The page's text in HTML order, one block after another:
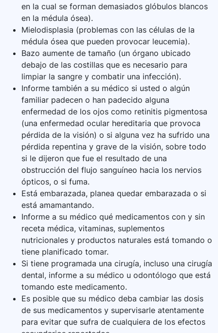
en la cual se forman demasiados glóbulos blancos
en la médula ósea).
Mielodisplasia (problemas con las células de la
médula ósea que pueden provocar leucemia).
Bazo aumente de tamaño (un órgano ubicado
debajo de las costillas que es necesario para
limpiar la sangre y combatir una infección).
Informe también a su médico si usted o algún
familiar padecen o han padecido alguna
enfermedad de los ojos como retinitis pigmentosa
(una enfermedad ocular hereditaria que provoca
pérdida de la visión) o si alguna vez ha sufrido una
pérdida repentina y grave de la visión, sobre todo
si le dijeron que fue el resultado de una
obstrucción del flujo sanguíneo hacia los nervios
ópticos, o si fuma.
Está embarazada, planea quedar embarazada o si
está amamantando.
Informe a su médico qué medicamentos con y sin
receta médica, vitaminas, suplementos
nutricionales y productos naturales está tomando o
tiene planificado tomar.
Si tiene programada una cirugía, incluso una cirugía
dental, informe a su médico u odontólogo que está
tomando este medicamento.
Es posible que su médico deba cambiar las dosis
de sus medicamentos y supervisarle atentamente
para evitar que sufra de cualquiera de los efectos